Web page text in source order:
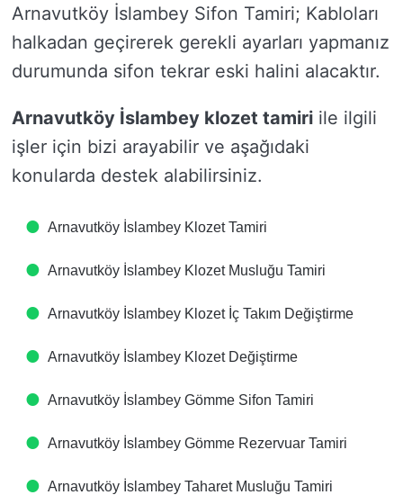
Arnavutköy İslambey Sifon Tamiri; Kabloları
halkadan geçirerek gerekli ayarları yapmanız
durumunda sifon tekrar eski halini alacaktır.
Arnavutköy İslambey klozet tamiri ile ilgili
işler için bizi arayabilir ve aşağıdaki
konularda destek alabilirsiniz.
Arnavutköy İslambey Klozet Tamiri
Arnavutköy İslambey Klozet Musluğu Tamiri
Arnavutköy İslambey Klozet İç Takım Değiştirme
Arnavutköy İslambey Klozet Değiştirme
Arnavutköy İslambey Gömme Sifon Tamiri
Arnavutköy İslambey Gömme Rezervuar Tamiri
Arnavutköy İslambey Taharet Musluğu Tamiri